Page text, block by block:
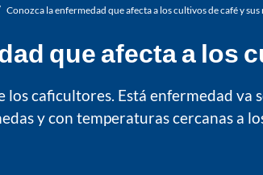
Conozca la enfermedad que afecta a los cultivos de café y
que afecta a los
caficultores. Está enfermedad va
y con temperaturas cercanas a